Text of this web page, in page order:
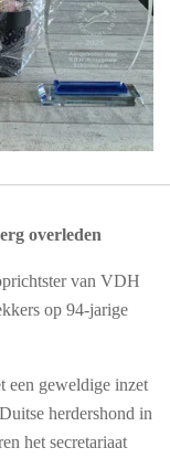
overleden
van VDH
op 94-jarige
een geweldige inzet
herdershond in
het secretariaat